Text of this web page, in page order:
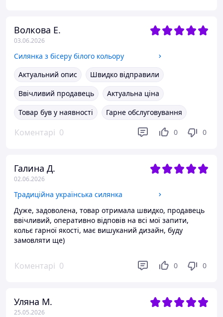
Волкова Е.
03.06.2026
Силянка з бісеру білого кольору
Актуальний опис
Швидко відправили
Ввічливий продавець
Актуальна ціна
Товар був у наявності
Гарне обслуговування
Коментарі 0 0 0
Галина Д.
02.06.2026
Традиційна українська силянка
Дуже, задоволена, товар отримала швидко, продавець
ввічливий, оперативно відповів на всі мої запити,
кольє гарної якості, має вишуканий дизайн, буду
замовляти ще)
Коментарі 0 0 0
Уляна М.
25.05.2026